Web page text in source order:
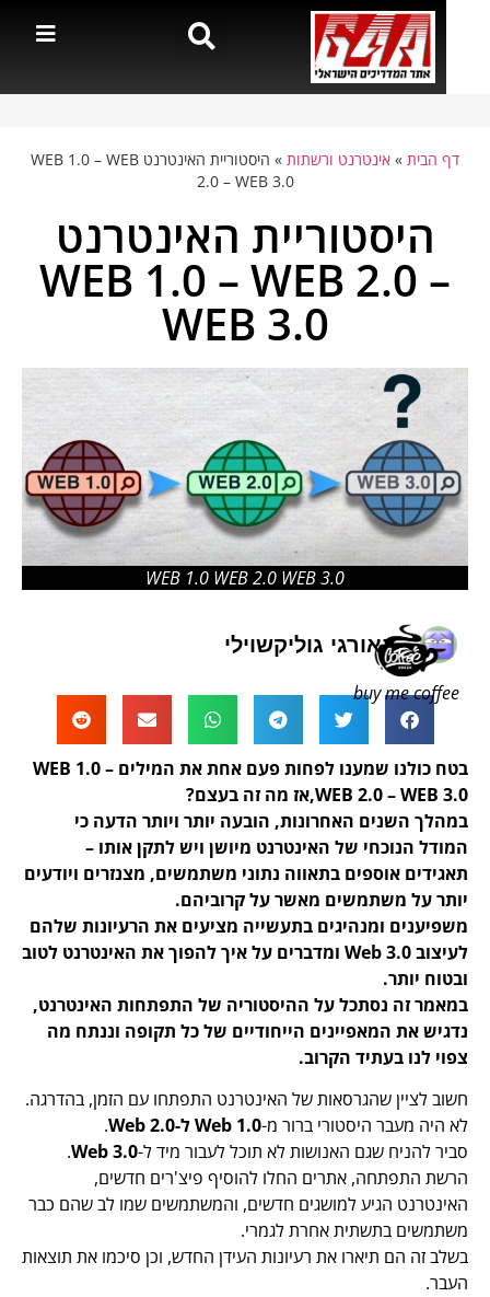
דף הבית»אינטרנט ורשתות»
היסטוריית האינטרנט WEB 1.0 – WEB
2.0 – WEB 3.0
היסטוריית האינטרנט
WEB 1.0 – WEB 2.0 –
WEB 3.0
WEB 1.0 WEB 2.0 WEB 3.0
גאורגי גוליקשוילי
בטח כולנו שמענו לפחות פעם אחת את המילים WEB 1.0 –
WEB 2.0 – WEB 3.0,אז מה זה בעצם?
במהלך השנים האחרונות, הובעה יותר ויותר הדעה כי
המודל הנוכחי של האינטרנט מיושן ויש לתקן אותו –
תאגידים אוספים בתאווה נתוני משתמשים, מצנזרים ויודעים
יותר על משתמשים מאשר על קרוביהם.
משפיענים ומנהיגים בתעשייה מציעים את הרעיונות שלהם
לעיצוב Web 3.0 ומדברים על איך להפוך את האינטרנט לטוב
ובטוח יותר.
במאמר זה נסתכל על ההיסטוריה של התפתחות האינטרנט,
נדגיש את המאפיינים הייחודיים של כל תקופה וננתח מה
צפוי לנו בעתיד הקרוב.
חשוב לציין שהגרסאות של האינטרנט התפתחו עם הזמן, בהדרגה.
לא היה מעבר היסטורי ברור מ-Web 1.0 ל-Web 2.0
.
סביר להניח שגם האנושות לא תוכל לעבור מיד ל-Web 3.0
.
הרשת התפתחה, אתרים החלו להוסיף פיצ'רים חדשים,
האינטרנט הגיע למושגים חדשים, והמשתמשים שמו לב שהם כבר
משתמשים בתשתית אחרת לגמרי.
בשלב זה הם תיארו את רעיונות העידן החדש, וכן סיכמו את תוצאות
העבר.
buy me coffee